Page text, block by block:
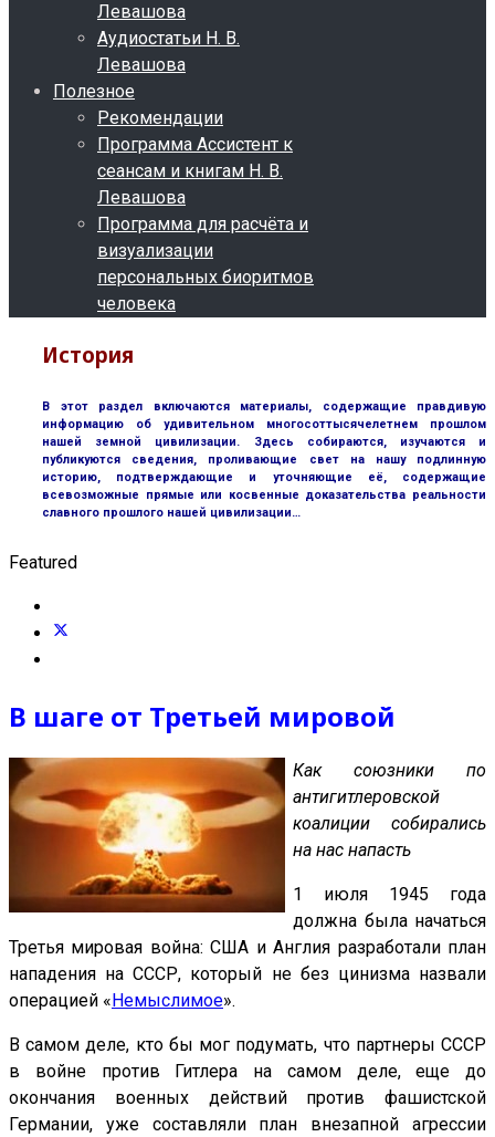
Левашова
Аудиостатьи Н. В.
Левашова
Полезное
Рекомендации
Программа Ассистент к
сеансам и книгам Н. В.
Левашова
Программа для расчёта и
визуализации
персональных биоритмов
человека
История
В этот раздел включаются материалы, содержащие правдивую
информацию об удивительном многосоттысячелетнем прошлом
нашей земной цивилизации. Здесь собираются, изучаются и
публикуются сведения, проливающие свет на нашу подлинную
историю, подтверждающие и уточняющие её, содержащие
всевозможные прямые или косвенные доказательства реальности
славного прошлого нашей цивилизации…
Featured
В шаге от Третьей мировой
Как союзники по
антигитлеровской
коалиции собирались
на нас напасть
1 июля 1945 года
должна была начаться
Третья мировая война: США и Англия разработали план
нападения на СССР, который не без цинизма назвали
операцией « Немыслимое».
В самом деле, кто бы мог подумать, что партнеры СССР
в войне против Гитлера на самом деле, еще до
окончания военных действий против фашистской
Германии, уже составляли план внезапной агрессии